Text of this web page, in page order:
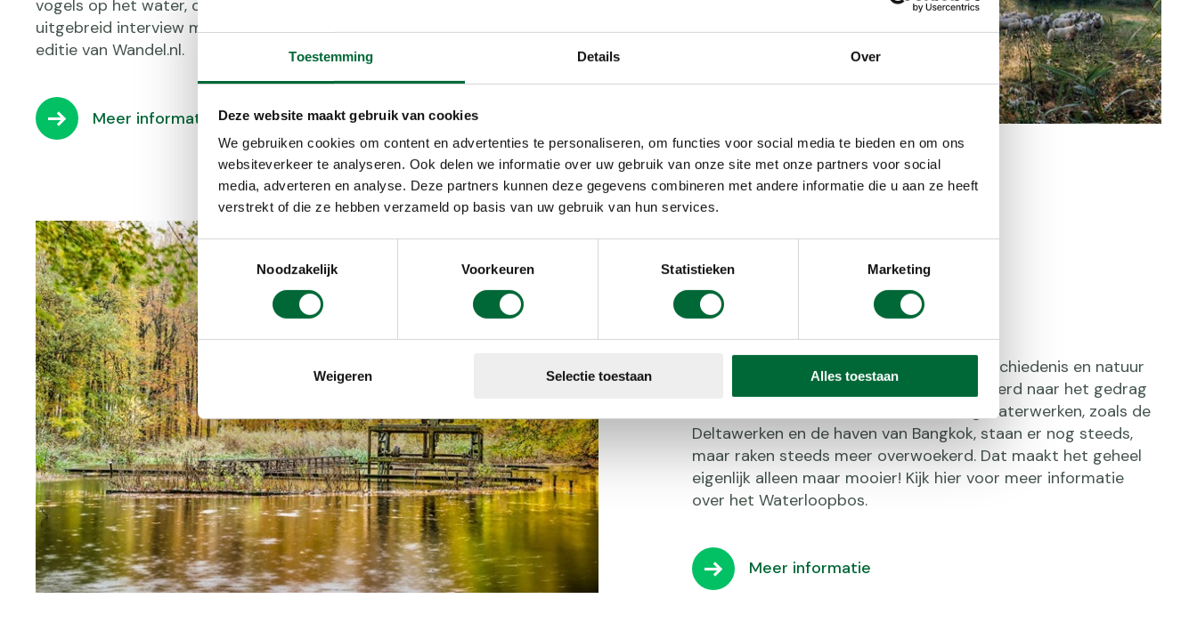
Toestemming Details Over
Deze website maakt gebruik van cookies
We gebruiken cookies om content en advertenties te personaliseren, om functies voor social media te bieden en om ons
websiteverkeer te analyseren. Ook delen we informatie over uw gebruik van onze site met onze partners voor social
media, adverteren en analyse. Deze partners kunnen deze gegevens combineren met andere informatie die u aan ze heeft
verstrekt of die ze hebben verzameld op basis van uw gebruik van hun services.
Toestemmingsselectie
Noodzakelijk
Voorkeuren Statistieken Marketing
Weigeren Selectie toestaan Alles toestaan
vogels op het water, de bomen eromheen, de rust…” Een
uitgebreid interview met de boswachter staat in de nieuwste
editie van Wandel.nl.
Meer informatie
Het Kuinderbos, foto: Marleen Annema
Waterloopbos
In het Waterloopbos komen techniek, geschiedenis en natuur
samen. Hier werd ooit onderzoek uitgevoerd naar het gedrag
van water. De modellen van ruim dertig waterwerken, zoals de
Deltawerken en de haven van Bangkok, staan er nog steeds,
maar raken steeds meer overwoekerd. Dat maakt het geheel
eigenlijk alleen maar mooier! Kijk hier voor meer informatie
over het Waterloopbos.
Meer informatie